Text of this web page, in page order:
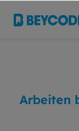
Arbeiten